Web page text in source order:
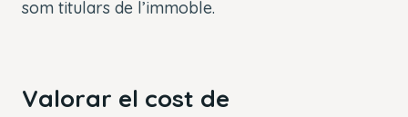
som titulars de l’immoble.
Valorar el cost de